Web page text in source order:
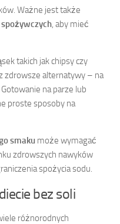
Ważne jest także
, aby mieć
takich jak chipsy czy
zdrowsze alternatywy – na
na parze lub
proste sposoby na
smaku może wymagać
zdrowszych nawyków
spożycia sodu.
bez soli
różnorodnych